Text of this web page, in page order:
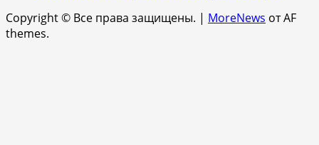
Copyright © Все права защищены. | MoreNews от AF
themes.